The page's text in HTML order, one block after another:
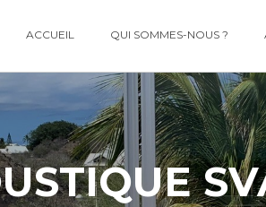
ACCUEIL QUI SOMMES-NOUS ?